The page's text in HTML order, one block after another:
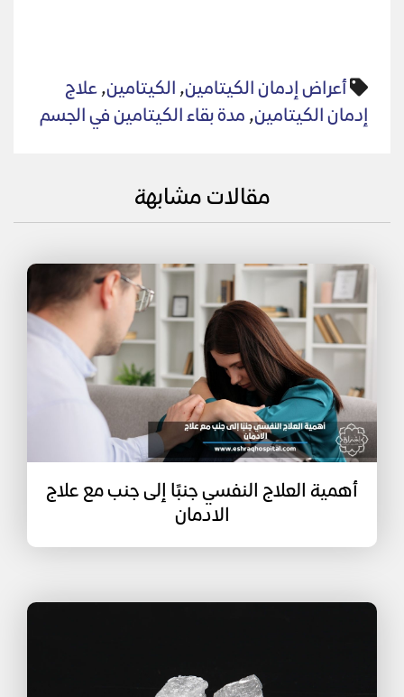
أعراض إدمان الكيتامين, الكيتامين, علاج
إدمان الكيتامين, مدة بقاء الكيتامين في الجسم
مقالات مشابهة
أهمية العلاج النفسي جنبًا إلى جنب مع علاج
الادمان